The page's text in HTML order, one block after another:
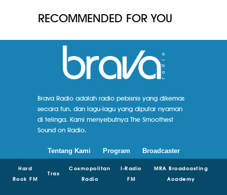
RECOMMENDED FOR YOU
Brava Radio adalah radio pebisnis yang dikemas
secara fun, dan lagu-lagu yang diputar nyaman
di telinga. Kami menyebutnya The Smoothest
Sound on Radio.
Tentang Kami Program Broadcaster
Hard
Rock FM
Trax
Cosmopolitan
Radio
I-Radio
FM
MRA Broadcasting
Academy